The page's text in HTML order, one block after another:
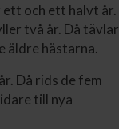
ett och ett halvt år.
två år. Då tävlar
äldre hästarna.
Då rids de fem
till nya